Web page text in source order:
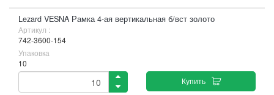
Lezard VESNA Рамка 4-ая вертикальная б/вст золото
Артикул :
742-3600-154
Упаковка
10
Купить